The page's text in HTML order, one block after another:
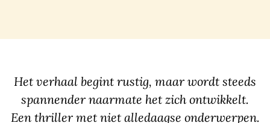
Het verhaal begint rustig, maar wordt steeds
spannender naarmate het zich ontwikkelt.
Een thriller met niet alledaagse onderwerpen.